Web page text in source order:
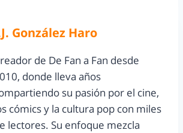
González Haro
de De Fan a Fan desde
donde lleva años
su pasión por el cine,
cómics y la cultura pop con miles
lectores. Su enfoque mezcla